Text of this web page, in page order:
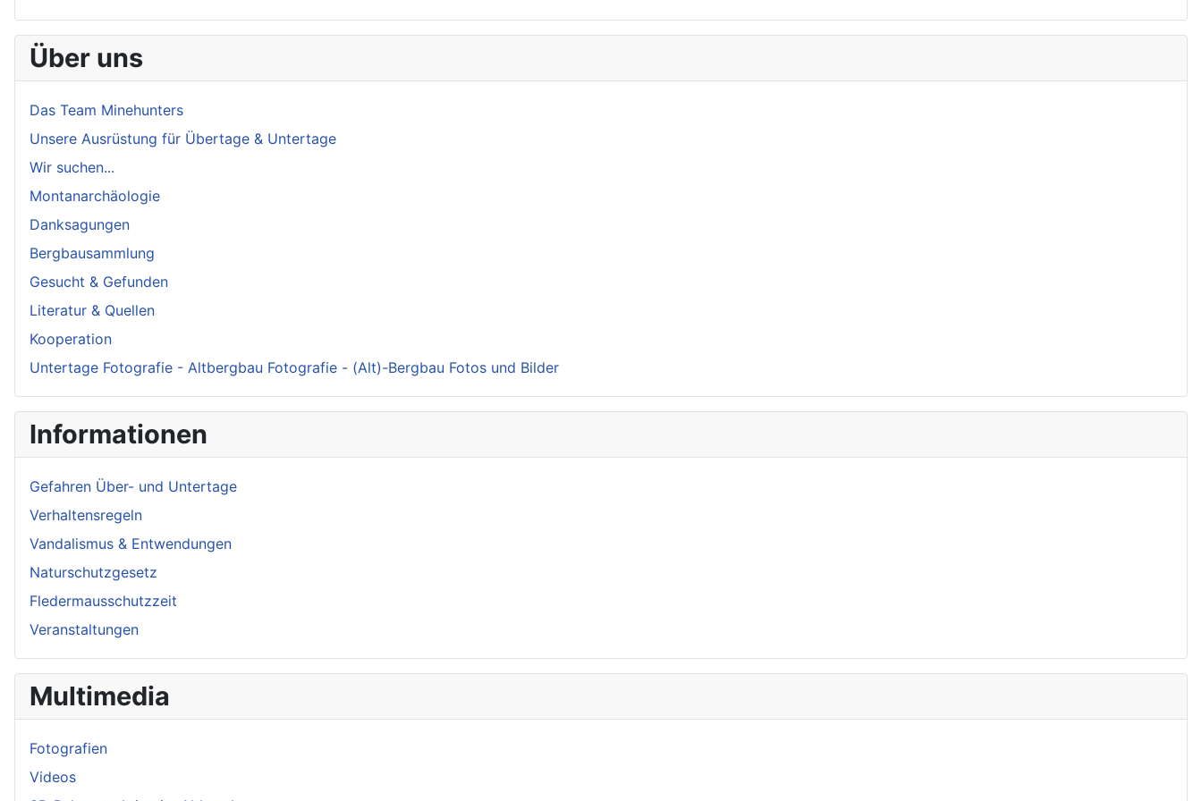
Über uns
Das Team Minehunters
Unsere Ausrüstung für Übertage & Untertage
Wir suchen...
Montanarchäologie
Danksagungen
Bergbausammlung
Gesucht & Gefunden
Literatur & Quellen
Kooperation
Untertage Fotografie - Altbergbau Fotografie - (Alt)-Bergbau Fotos und Bilder
Informationen
Gefahren Über- und Untertage
Verhaltensregeln
Vandalismus & Entwendungen
Naturschutzgesetz
Fledermausschutzzeit
Veranstaltungen
Multimedia
Fotografien
Videos